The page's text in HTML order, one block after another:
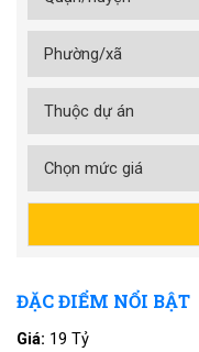
ĐẶC ĐIỂM NỔI BẬT
Giá: 19 Tỷ